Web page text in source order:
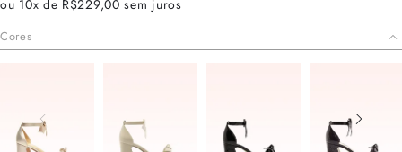
ou 10x de R$229,00 sem juros
Cores